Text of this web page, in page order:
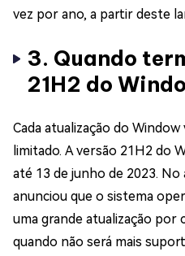
vez por ano, a partir deste
3. Quando
21H2 do
Cada atualização do
limitado. A versão 21H2 do
até 13 de junho de 2023.
anunciou que o sistema
uma grande atualização por
quando não será mais